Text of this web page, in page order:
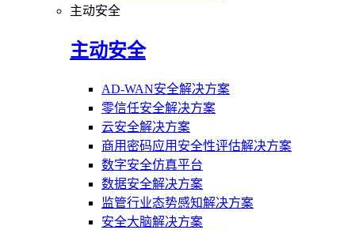
主动安全
主动安全
AD-WAN安全解决方案
零信任安全解决方案
云安全解决方案
商用密码应用安全性评估解决方案
数字安全仿真平台
数据安全解决方案
监管行业态势感知解决方案
安全大脑解决方案